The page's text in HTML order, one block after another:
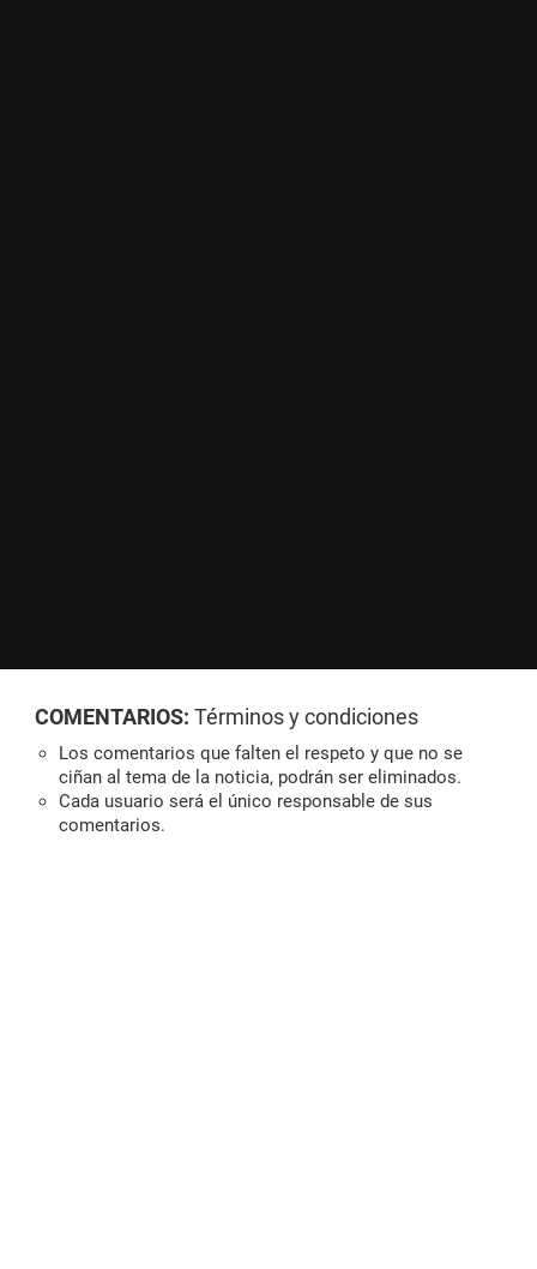
COMENTARIOS: Términos y condiciones
Los comentarios que falten el respeto y que no se
ciñan al tema de la noticia, podrán ser eliminados.
Cada usuario será el único responsable de sus
comentarios.